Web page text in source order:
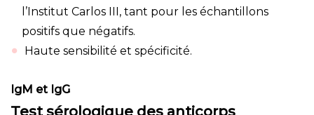
l’Institut Carlos III, tant pour les échantillons
positifs que négatifs.
Haute sensibilité et spécificité.
IgM et IgG